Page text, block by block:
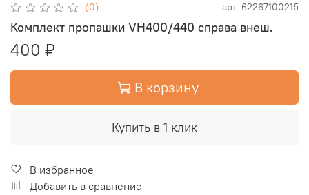
(0) арт. 62267100215
Комплект пропашки VH400/440 справа внеш.
400 ₽
В корзину
Купить в 1 клик
В избранное
Добавить в сравнение